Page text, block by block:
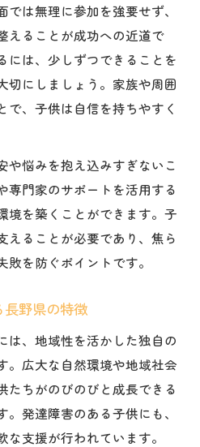
は無理に参加を強要せず、
えることが成功への近道で
には、少しずつできることを
切にしましょう。家族や周囲
で、子供は自信を持ちやすく
や悩みを抱え込みすぎないこ
専門家のサポートを活用する
境を築くことができます。子
えることが必要であり、焦ら
を防ぐポイントです。
野県の特徴
は、地域性を活かした独自の
。広大な自然環境や地域社会
たちがのびのびと成長できる
発達障害のある子供にも、
支援が行われています。